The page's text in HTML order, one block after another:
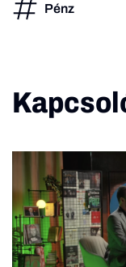
Pénz